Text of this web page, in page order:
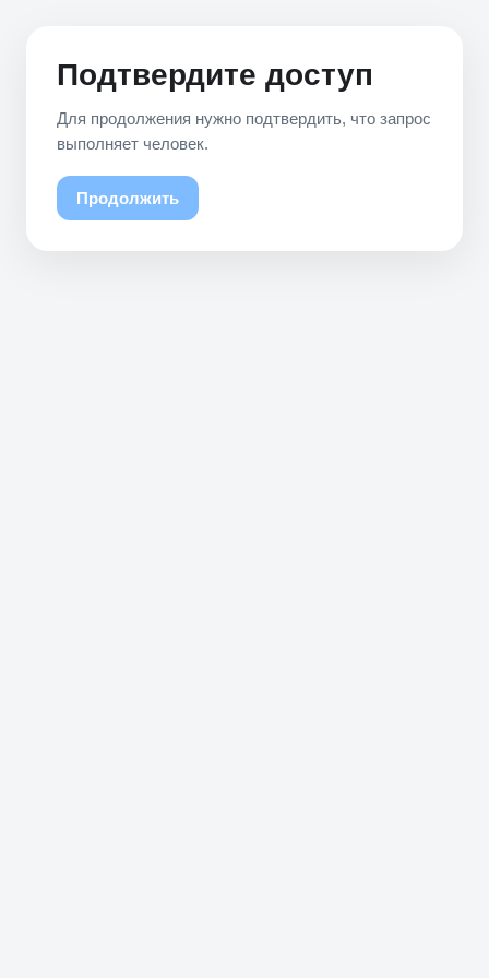
Подтвердите доступ
Для продолжения нужно подтвердить, что запрос
выполняет человек.
Продолжить